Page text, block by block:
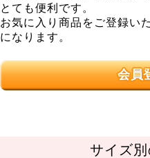
とても便利です。
お気に入り商品をご登録い
になります。
会員
サイズ